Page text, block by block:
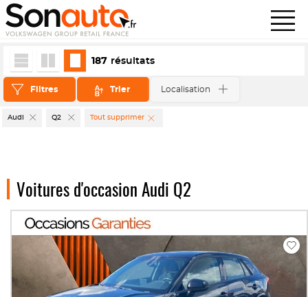
Audi Q2 Tout supprimer
Filtres Trier Localisation
187 résultats
Voitures d'occasion Audi Q2